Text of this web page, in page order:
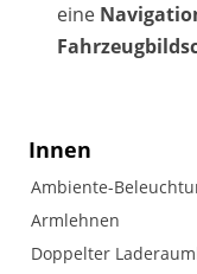
eine
Innen
Ambiente-
Armlehnen
Doppelter